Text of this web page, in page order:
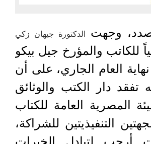
وجهت الدكتورة جيهان زكي
للكاتب والمؤرخ جيل بيكو
العام الجاري، على أن
تفقد دار الكتب والوثائق
المصرية العامة للكتاب
التنفيذيتين للشراكة،